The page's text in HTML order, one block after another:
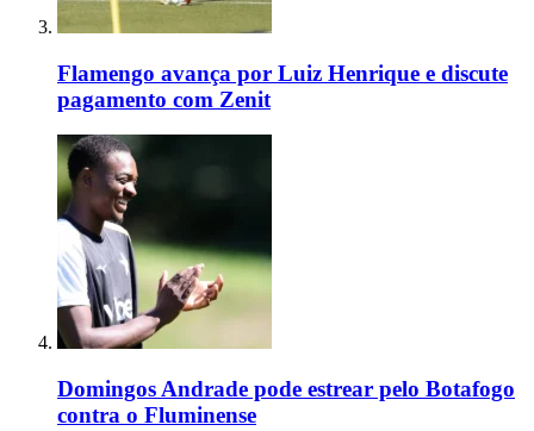
Flamengo avança por Luiz Henrique e discute
pagamento com Zenit
Domingos Andrade pode estrear pelo Botafogo
contra o Fluminense